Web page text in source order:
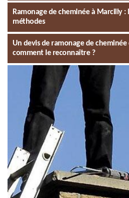
Ramonage de cheminée à Marcilly :
méthodes
Un devis de ramonage de
comment le reconnaître ?